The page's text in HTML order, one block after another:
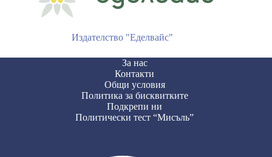
Издателство "Еделвайс"
За нас
Контакти
Общи условия
Политика за бисквитките
Подкрепи ни
Политически тест “Мисъль”